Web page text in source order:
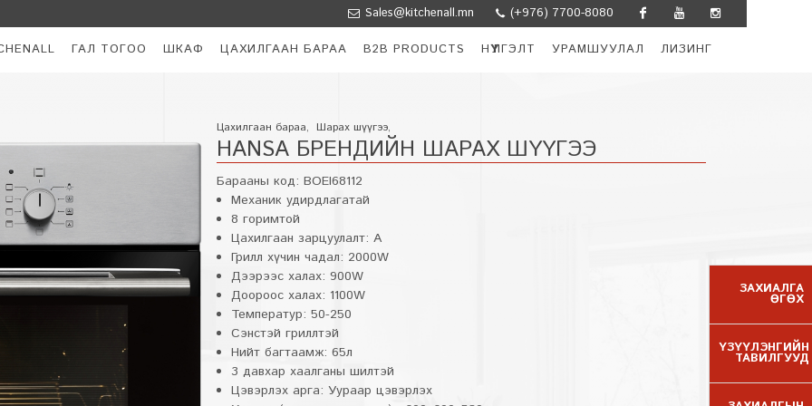
FacebookYoutubeInstagram
Sales@kitchenall.mn (+976) 7700-8080
ГАЛ ТОГОО ШКАФ ЦАХИЛГААН БАРАА B2B PRODUCTS НҮҮЛГЭЛТ УРАМШУУЛАЛ ЛИЗИНГ
Цахилгаан бараа, Шарах шүүгээ,
HANSA БРЕНДИЙН ШАРАХ ШҮҮГЭЭ
Барааны код: BOEI68112
Механик удирдлагатай
8 горимтой
Цахилгаан зарцуулалт: А
Грилл хүчин чадал: 2000W
Дээрээс халах: 900W
Доороос халах: 1100W
Температур: 50-250
Сэнстэй гриллтэй
Нийт багтаамж: 65л
3 давхар хаалганы шилтэй
Цэвэрлэх арга: Уураар цэвэрлэх
ЗАХИАЛГА
ӨГӨХ
ҮЗҮҮЛЭНГИЙН
ТАВИЛГУУД